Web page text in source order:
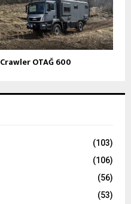
Crawler OTAĞ 600
(103)
(106)
(56)
(53)